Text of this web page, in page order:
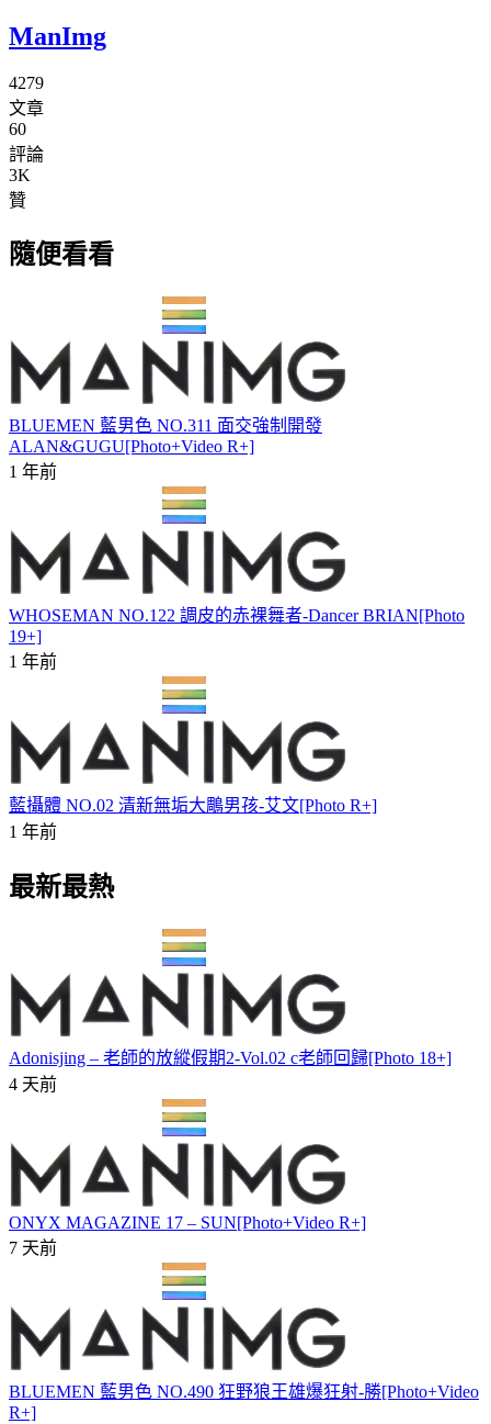
ManImg
4279
文章
60
評論
3K
贊
隨便看看
BLUEMEN 藍男色 NO.311 面交強制開發
ALAN&GUGU[Photo+Video R+]
1 年前
WHOSEMAN NO.122 調皮的赤裸舞者-Dancer BRIAN[Photo
19+]
1 年前
藍攝體 NO.02 清新無垢大鵰男孩-艾文[Photo R+]
1 年前
最新最熱
Adonisjing – 老師的放縱假期2-Vol.02 c老師回歸[Photo 18+]
4 天前
ONYX MAGAZINE 17 – SUN[Photo+Video R+]
7 天前
BLUEMEN 藍男色 NO.490 狂野狼王雄爆狂射-勝[Photo+Video
R+]